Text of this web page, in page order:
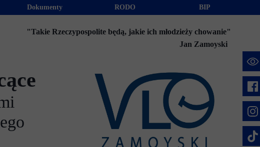
"Takie Rzeczypospolite będą, jakie ich młodzieży chowanie"
BIP
RODO
Dokumenty
Jan Zamoyski